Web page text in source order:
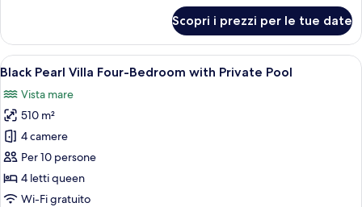
Four-
Bedroom
Beachfront
Scopri i prezzi per le tue date
Apri
tutte
le
foto
per
Black
Pearl
Villa
Un’area piscina interna di lusso con
27
Black Pearl Villa Four-Bedroom with Private Pool
Vista mare
510 m²
4 camere
Per 10 persone
4 letti queen
Wi-Fi gratuito